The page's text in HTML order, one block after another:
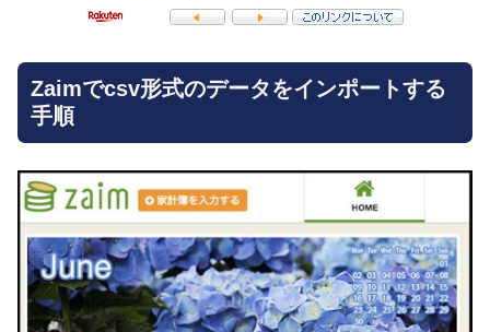
Zaimでcsv形式のデータをインポートする
手順